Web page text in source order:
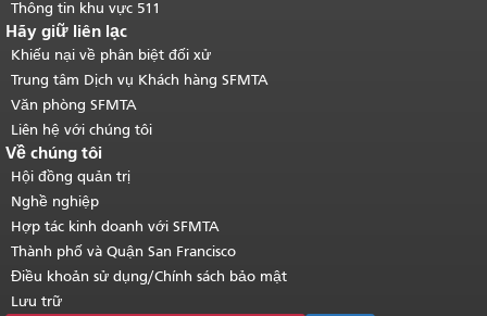
Thông tin khu vực 511
Hãy giữ liên lạc
Khiếu nại về phân biệt đối xử
Trung tâm Dịch vụ Khách hàng SFMTA
Văn phòng SFMTA
Liên hệ với chúng tôi
Về chúng tôi
Hội đồng quản trị
Nghề nghiệp
Hợp tác kinh doanh với SFMTA
Thành phố và Quận San Francisco
Điều khoản sử dụng/Chính sách bảo mật
Lưu trữ